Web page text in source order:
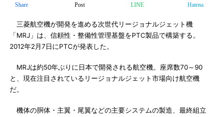
Share Post LINE Hatena
三菱航空機が開発を進める次世代リージョナルジェット機
「MRJ」は、信頼性・整備性管理基盤をPTC製品で構築する。
2012年2月7日にPTCが発表した。
MRJは約50年ぶりに日本で開発される航空機。座席数70～90
と、現在注目されているリージョナルジェット市場向け航空機
だ。
機体の胴体・主翼・尾翼などの主要システムの製造、最終組立